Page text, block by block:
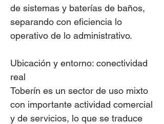
de sistemas y baterías de baños,
separando con eficiencia lo
operativo de lo administrativo.
Ubicación y entorno: conectividad
real
Toberín es un sector de uso mixto
con importante actividad comercial
y de servicios, lo que se traduce